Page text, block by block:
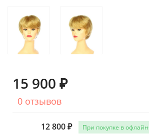
15 900 ₽
0 отзывов
12 800 ₽ При покупке в